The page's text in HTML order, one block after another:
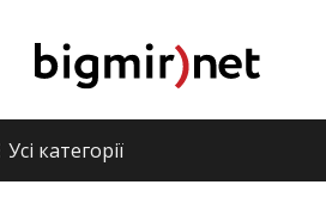
Усі категорії